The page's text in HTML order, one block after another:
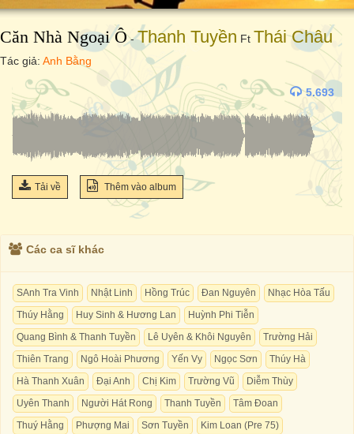
Căn Nhà Ngoại Ô-Thanh Tuyền Ft Thái Châu
Tác giả: Anh Bằng
5.693
Tải về Thêm vào album
Các ca sĩ khác
SAnh Tra Vinh Nhật Linh Hồng Trúc Đan Nguyên
Nhạc Hòa Tấu
Thúy Hằng
Huy Sinh & Hương Lan
Huỳnh Phi Tiễn
Quang Bình & Thanh Tuyền
Lê Uyên & Khôi Nguyên
Trường Hải
Thiên Trang
Ngô Hoài Phương Yến Vy Ngọc Sơn
Thúy Hà
Hà Thanh Xuân
Đại Anh Chị Kim Trường Vũ
Diễm Thùy
Uyên Thanh
Người Hát Rong Thanh Tuyền
Tâm Đoan
Thuý Hằng
Phượng Mai Sơn Tuyền
Kim Loan (Pre 75)